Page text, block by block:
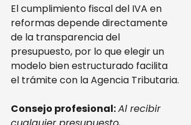
El cumplimiento fiscal del IVA en
reformas depende directamente
de la transparencia del
presupuesto, por lo que elegir un
modelo bien estructurado facilita
el trámite con la Agencia Tributaria.
Consejo profesional:Al recibir